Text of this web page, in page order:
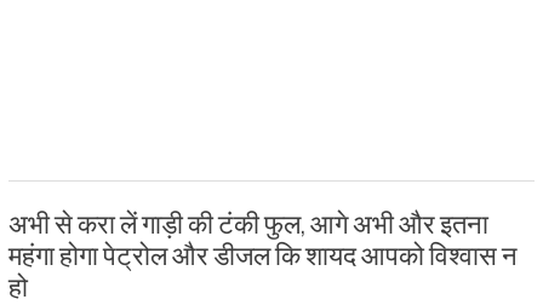
अभी से करा लें गाड़ी की टंकी फुल, आगे अभी और इतना
महंगा होगा पेट्रोल और डीजल कि शायद आपको विश्वास न
हो